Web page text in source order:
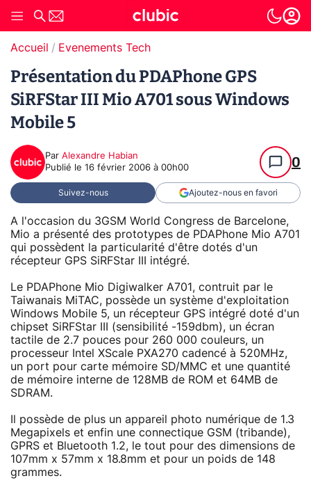
Accueil Evenements Tech
Présentation du PDAPhone GPS
SiRFStar III Mio A701 sous Windows
Mobile 5
Par Alexandre Habian
Publié le 16 février 2006 à 00h00 0
Suivez-nous Ajoutez-nous en favori
A l'occasion du 3GSM World Congress de Barcelone,
Mio a présenté des prototypes de PDAPhone Mio A701
qui possèdent la particularité d'être dotés d'un
récepteur GPS SiRFStar III intégré.
Le PDAPhone Mio Digiwalker A701, contruit par le
Taiwanais MiTAC, possède un système d'exploitation
Windows Mobile 5, un récepteur GPS intégré doté d'un
chipset SiRFStar III (sensibilité -159dbm), un écran
tactile de 2.7 pouces pour 260 000 couleurs, un
processeur Intel XScale PXA270 cadencé à 520MHz,
un port pour carte mémoire SD/MMC et une quantité
de mémoire interne de 128MB de ROM et 64MB de
SDRAM.
Il possède de plus un appareil photo numérique de 1.3
Megapixels et enfin une connectique GSM (tribande),
GPRS et Bluetooth 1.2, le tout pour des dimensions de
107mm x 57mm x 18.8mm et pour un poids de 148
grammes.